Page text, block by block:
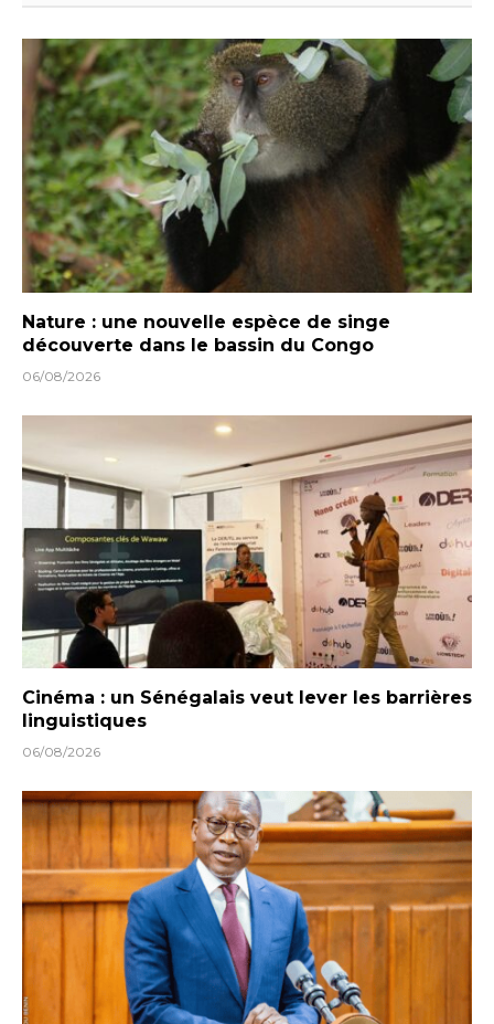
Nature : une nouvelle espèce de singe
découverte dans le bassin du Congo
06/08/2026
Cinéma : un Sénégalais veut lever les barrières
linguistiques
06/08/2026